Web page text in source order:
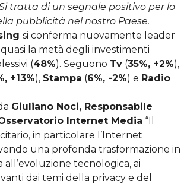
tratta di un segnale positivo per lo
pubblicità nel nostro Paese.
si conferma nuovamente leader
la metà degli investimenti
(48%). Seguono Tv (35%, +2%),
+13%), Stampa (6%, -2%) e Radio
Giuliano Noci, Responsabile
Internet Media “Il
in particolare l’Internet
una profonda trasformazione in
tecnologica, ai
dai temi della privacy e del